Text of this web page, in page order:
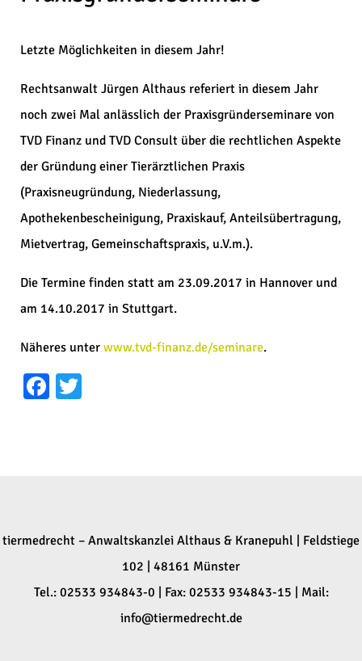
Letzte Möglichkeiten in diesem Jahr!
Rechtsanwalt Jürgen Althaus referiert in diesem Jahr
noch zwei Mal anlässlich der Praxisgründerseminare von
TVD Finanz und TVD Consult über die rechtlichen Aspekte
der Gründung einer Tierärztlichen Praxis
(Praxisneugründung, Niederlassung,
Apothekenbescheinigung, Praxiskauf, Anteilsübertragung,
Mietvertrag, Gemeinschaftspraxis, u.V.m.).
Die Termine finden statt am 23.09.2017 in Hannover und
am 14.10.2017 in Stuttgart.
Näheres unter www.tvd-finanz.de/seminare.
Facebook
tiermedrecht – Anwaltskanzlei Althaus & Kranepuhl | Feldstiege
102 | 48161 Münster
Tel.: 02533 934843-0 | Fax: 02533 934843-15 | Mail:
info@tiermedrecht.de